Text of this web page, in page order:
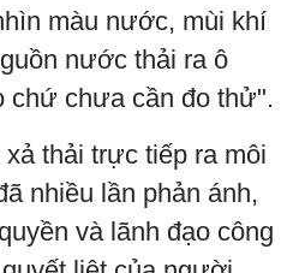
màu nước, mùi khí
nước thải ra ô
chứ chưa cần đo thử".
thải trực tiếp ra môi
nhiều lần phản ánh,
và lãnh đạo công